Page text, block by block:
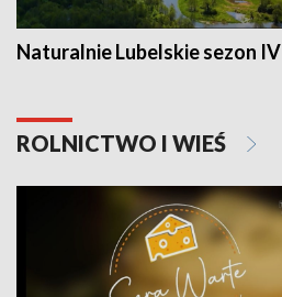
Naturalnie Lubelskie sezon IV
ROLNICTWO I WIEŚ